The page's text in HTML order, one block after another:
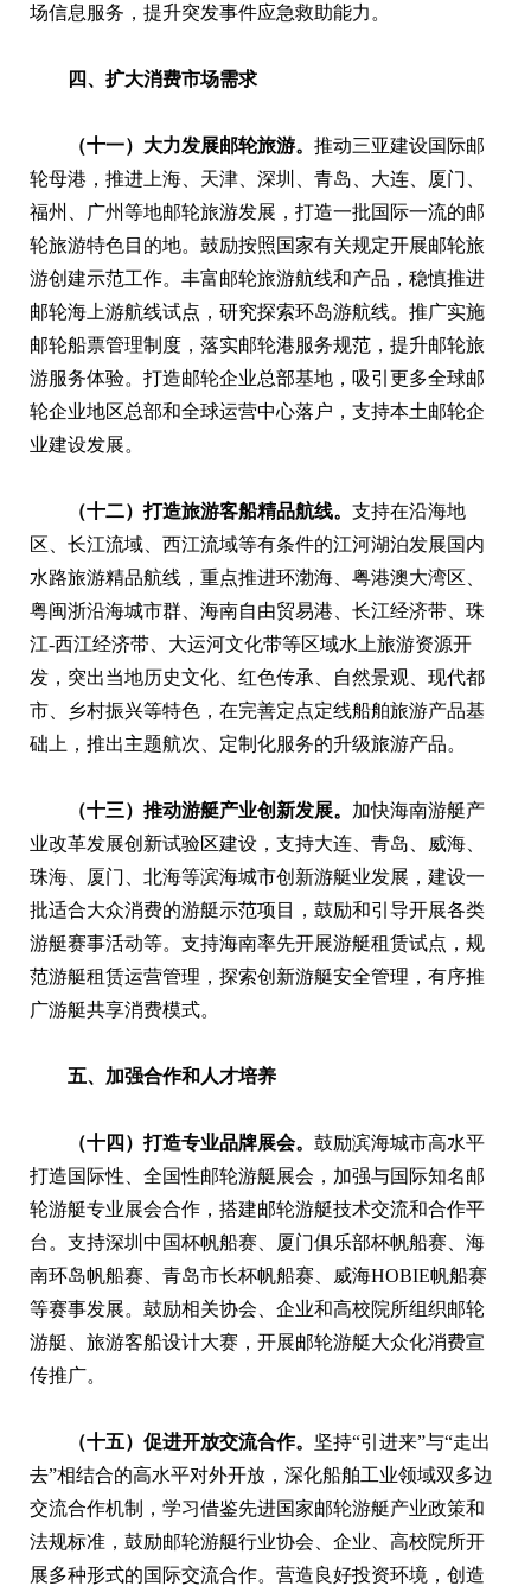
场信息服务，提升突发事件应急救助能力。
四、扩大消费市场需求
（十一）大力发展邮轮旅游。 推动三亚建设国际邮
轮母港，推进上海、天津、深圳、青岛、大连、厦门、
福州、广州等地邮轮旅游发展，打造一批国际一流的邮
轮旅游特色目的地。鼓励按照国家有关规定开展邮轮旅
游创建示范工作。丰富邮轮旅游航线和产品，稳慎推进
邮轮海上游航线试点，研究探索环岛游航线。推广实施
邮轮船票管理制度，落实邮轮港服务规范，提升邮轮旅
游服务体验。打造邮轮企业总部基地，吸引更多全球邮
轮企业地区总部和全球运营中心落户，支持本土邮轮企
业建设发展。
（十二）打造旅游客船精品航线。 支持在沿海地
区、长江流域、西江流域等有条件的江河湖泊发展国内
水路旅游精品航线，重点推进环渤海、粤港澳大湾区、
粤闽浙沿海城市群、海南自由贸易港、长江经济带、珠
江-西江经济带、大运河文化带等区域水上旅游资源开
发，突出当地历史文化、红色传承、自然景观、现代都
市、乡村振兴等特色，在完善定点定线船舶旅游产品基
础上，推出主题航次、定制化服务的升级旅游产品。
（十三）推动游艇产业创新发展。 加快海南游艇产
业改革发展创新试验区建设，支持大连、青岛、威海、
珠海、厦门、北海等滨海城市创新游艇业发展，建设一
批适合大众消费的游艇示范项目，鼓励和引导开展各类
游艇赛事活动等。支持海南率先开展游艇租赁试点，规
范游艇租赁运营管理，探索创新游艇安全管理，有序推
广游艇共享消费模式。
五、加强合作和人才培养
（十四）打造专业品牌展会。 鼓励滨海城市高水平
打造国际性、全国性邮轮游艇展会，加强与国际知名邮
轮游艇专业展会合作，搭建邮轮游艇技术交流和合作平
台。支持深圳中国杯帆船赛、厦门俱乐部杯帆船赛、海
南环岛帆船赛、青岛市长杯帆船赛、威海HOBIE帆船赛
等赛事发展。鼓励相关协会、企业和高校院所组织邮轮
游艇、旅游客船设计大赛，开展邮轮游艇大众化消费宣
传推广。
（十五）促进开放交流合作。 坚持“引进来”与“走出
去”相结合的高水平对外开放，深化船舶工业领域双多边
交流合作机制，学习借鉴先进国家邮轮游艇产业政策和
法规标准，鼓励邮轮游艇行业协会、企业、高校院所开
展多种形式的国际交流合作。营造良好投资环境，创造